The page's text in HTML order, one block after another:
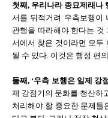
첫째, 우리나라 종묘제래나
서를 뒤적거려 우측보행이
관행을 따라해야 한다는
서에서 찾은 것이라면 모두
될 수 있다. 이것은 행정 편
둘째, ‘우측 보행은 일제 강
제 강점기의 문화를 청산하
처리해야 할 중요한 문제들